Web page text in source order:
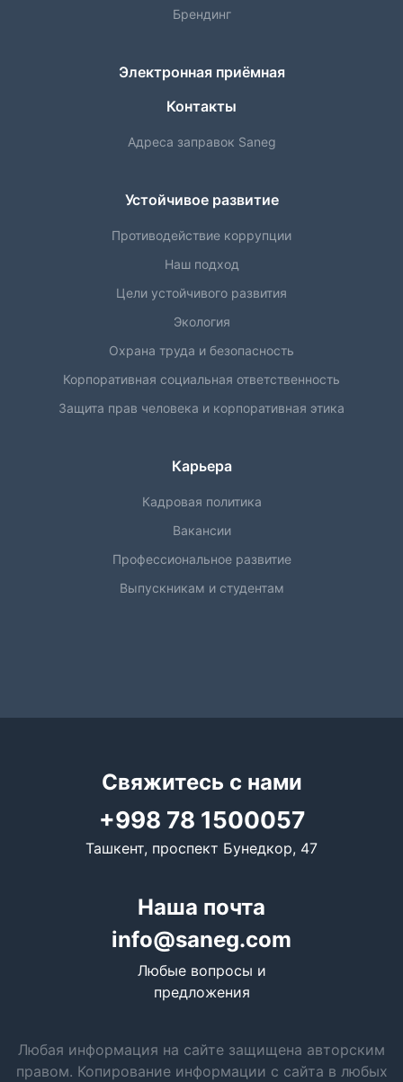
Брендинг
Электронная приёмная
Контакты
Адреса заправок Saneg
Устойчивое развитие
Противодействие коррупции
Наш подход
Цели устойчивого развития
Экология
Охрана труда и безопасность
Корпоративная социальная ответственность
Защита прав человека и корпоративная этика
Карьера
Кадровая политика
Вакансии
Профессиональное развитие
Выпускникам и студентам
Свяжитесь с нами
+998 78 1500057
Ташкент, проспект Бунедкор, 47
Наша почта
info@saneg.com
Любые вопросы и
предложения
Любая информация на сайте защищена авторским
правом. Копирование информации с сайта в любых